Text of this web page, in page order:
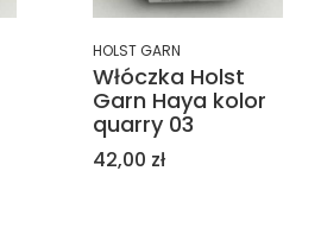
HOLST GARN
Włóczka Holst
Garn Haya kolor
quarry 03
Cena
42,00 zł